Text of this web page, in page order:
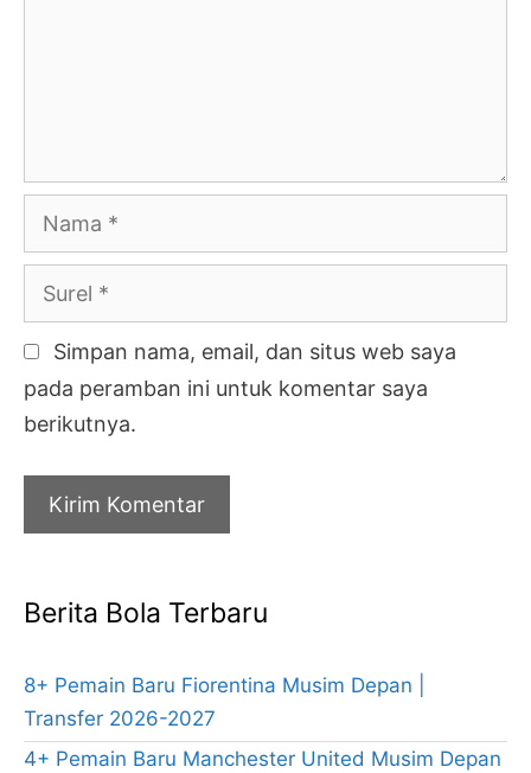
Nama
Surel
Simpan nama, email, dan situs web saya
pada peramban ini untuk komentar saya
berikutnya.
Berita Bola Terbaru
8+ Pemain Baru Fiorentina Musim Depan |
Transfer 2026-2027
4+ Pemain Baru Manchester United Musim Depan